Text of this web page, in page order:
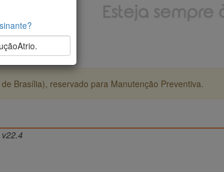
Brasília), reservado para Manutenção Preventiva.